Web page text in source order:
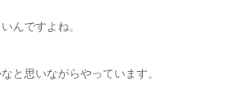
んですよね。
と思いながらやっています。